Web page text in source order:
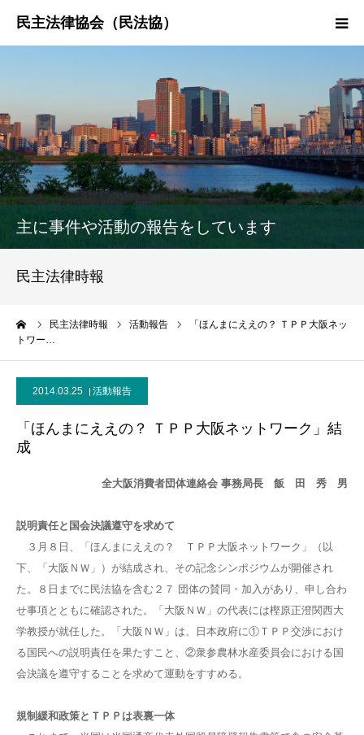
主に事件や活動の報告をしています
民主法律時報
民主法律時報 活動報告
「ほんまにええの？ ＴＰＰ大阪ネッ
トワー…
2014.03.25 活動報告
「ほんまにええの？ ＴＰＰ大阪ネットワーク」結
成
全大阪消費者団体連絡会 事務局長 飯 田 秀 男
説明責任と国会決議遵守を求めて
３月８日、「ほんまにええの？ ＴＰＰ大阪ネットワーク」（以
下、「大阪ＮＷ」）が結成され、その記念シンポジウムが開催され
た。８日までに民法協を含む２７ 団体の賛同・加入があり、申し合わ
せ事項とともに確認された。「大阪ＮＷ」の代表には樫原正澄関西大
学教授が就任した。「大阪ＮＷ」は、日本政府に①ＴＰＰ交渉におけ
る国民への説明責任を果たすこと、②衆参農林水産委員会における国
会決議を遵守することを求めて運動をすすめる。
規制緩和政策とＴＰＰは表裏一体
民法協とは
民主法律時報
決議・声明・意見書